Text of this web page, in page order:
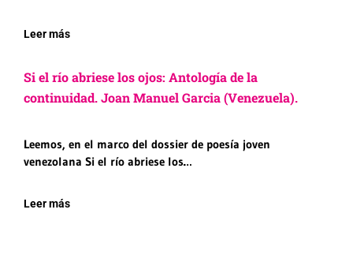
Leer más
Si el río abriese los ojos: Antología de la
continuidad. Joan Manuel Garcia (Venezuela).
Leemos, en el marco del dossier de poesía joven
venezolana Si el río abriese los…
Leer más